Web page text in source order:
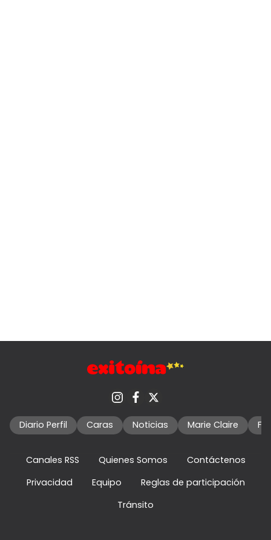
Diario Perfil Caras Noticias Marie Claire
Canales RSS Quienes Somos
Contáctenos
Privacidad
Equipo
Reglas de participación
Tránsito